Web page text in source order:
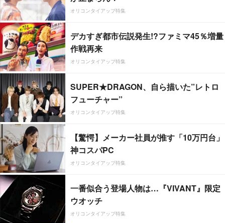
オリコンタイアップ特集
デカすぎ都市伝説発生!?ファミマ45％増量
作戦再来
オリコンタイアップ特集
SUPER★DRAGON、自ら描いた”レトロ
フューチャー”
オリコンタイアップ特集
【驚愕】メーカー社員が推す「10万円台」
神コスパPC
オリコンタイアップ特集
一番似合う登場人物は…『VIVANT』限定
ウオッチ
オリコンタイアップ特集